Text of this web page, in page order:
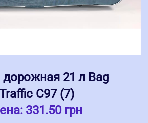
21 л Bag
Traffic С97 (7)
331.50 грн